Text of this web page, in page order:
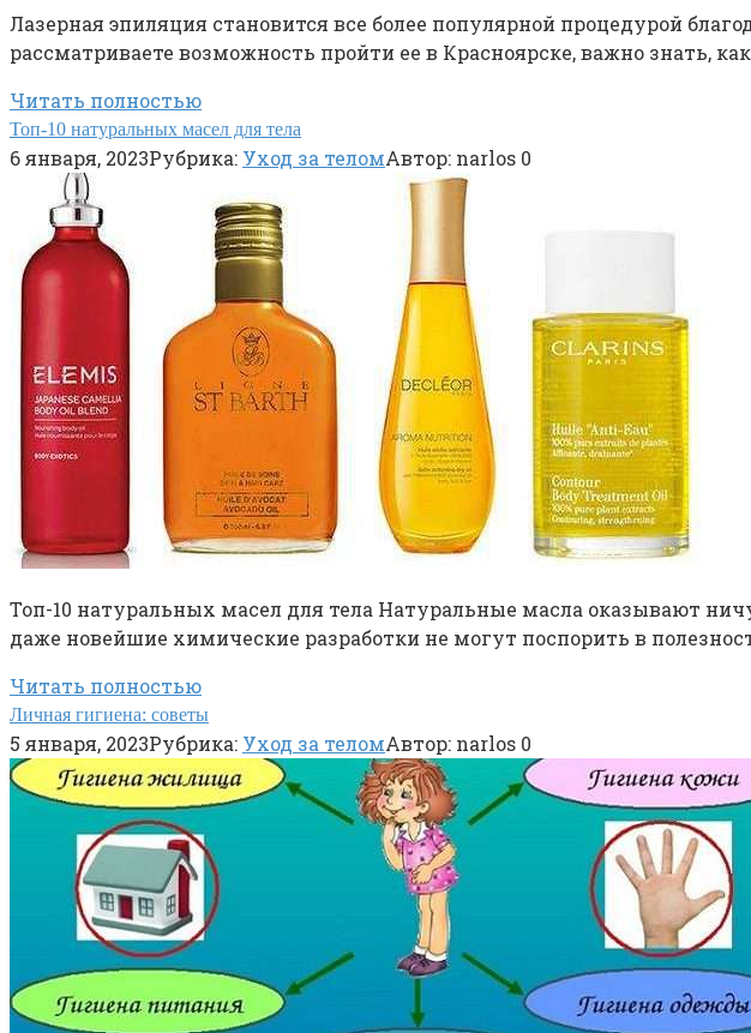
Лазерная эпиляция становится все более популярной процедурой
рассматриваете возможность пройти ее в Красноярске, важно знать,
Читать полностью
Топ-10 натуральных масел для тела
6 января, 2023Рубрика: Уход за теломАвтор: narlos 0
Топ-10 натуральных масел для тела Натуральные масла оказывают
даже новейшие химические разработки не могут поспорить в
Читать полностью
Личная гигиена: советы
5 января, 2023Рубрика: Уход за теломАвтор: narlos 0